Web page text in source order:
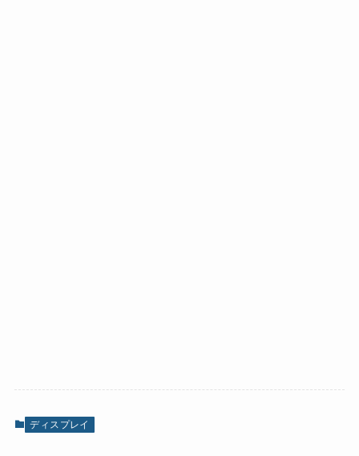
ディスプレイ